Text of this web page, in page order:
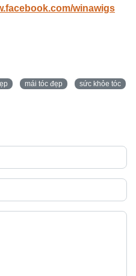
winawigs
mái tóc đẹp
sức khỏe tóc